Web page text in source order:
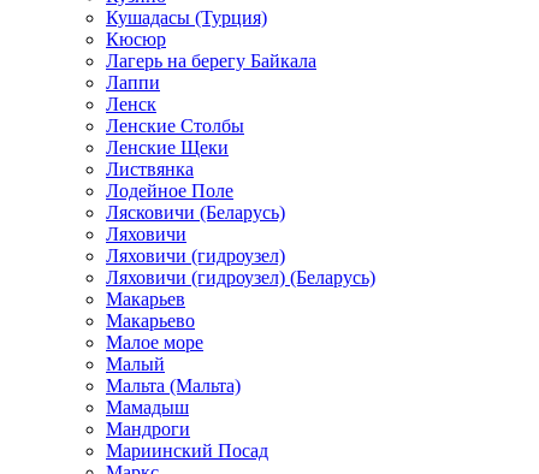
Кушадасы (Турция)
Кюсюр
Лагерь на берегу Байкала
Лаппи
Ленск
Ленские Столбы
Ленские Щеки
Листвянка
Лодейное Поле
Лясковичи (Беларусь)
Ляховичи
Ляховичи (гидроузел)
Ляховичи (гидроузел) (Беларусь)
Макарьев
Макарьево
Малое море
Малый
Мальта (Мальта)
Мамадыш
Мандроги
Мариинский Посад